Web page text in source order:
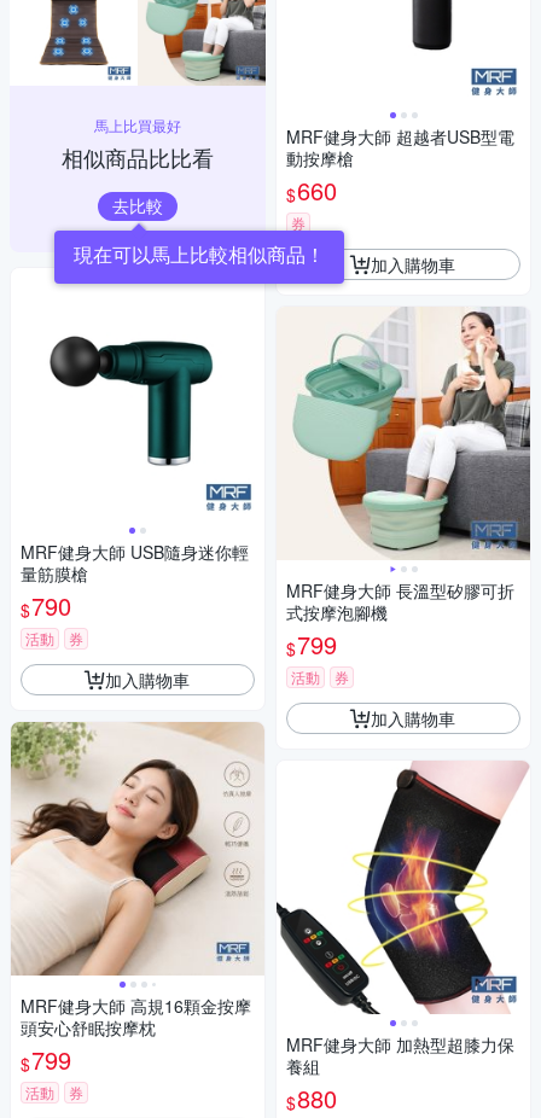
馬上比買最好
相似商品比比看
去比較
現在可以馬上比較相似商品！
MRF健身大師 USB隨身迷你輕
量筋膜槍
$790
活動 券
加入購物車
MRF健身大師 高規16顆金按摩
頭安心舒眠按摩枕
$799
活動 券
MRF健身大師 超越者USB型電
動按摩槍
$660
券
加入購物車
MRF健身大師 長溫型矽膠可折
式按摩泡腳機
$799
活動 券
加入購物車
MRF健身大師 加熱型超膝力保
養組
$880